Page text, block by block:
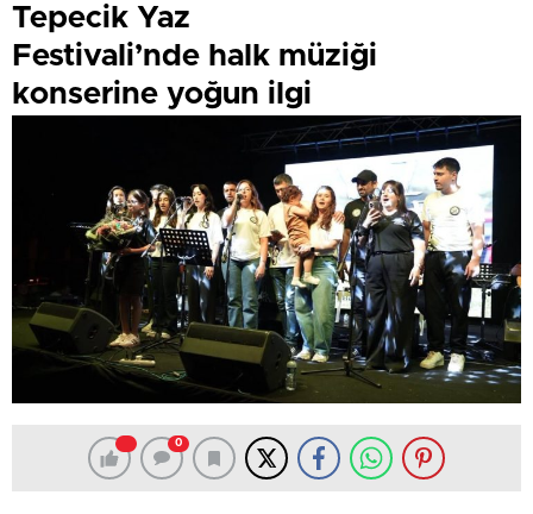
Tepecik Yaz
Festivali’nde halk müziği
konserine yoğun ilgi
0